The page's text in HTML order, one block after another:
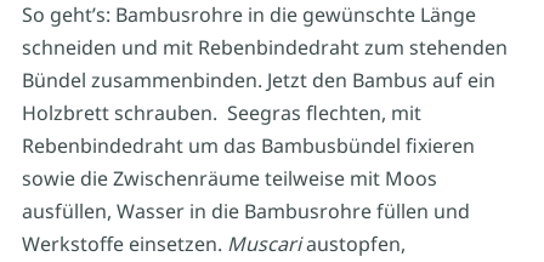
So geht’s: Bambusrohre in die gewünschte Länge
schneiden und mit Rebenbindedraht zum stehenden
Bündel zusammenbinden. Jetzt den Bambus auf ein
Holzbrett schrauben. Seegras flechten, mit
Rebenbindedraht um das Bambusbündel fixieren
sowie die Zwischenräume teilweise mit Moos
ausfüllen, Wasser in die Bambusrohre füllen und
Werkstoffe einsetzen. Muscariaustopfen,